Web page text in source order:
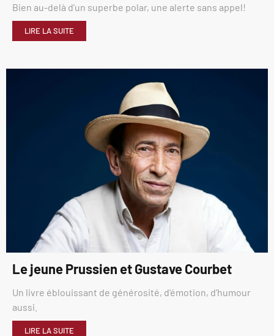
Bien au-delà d’un superbe polar, une alerte sans appel!
LIRE LA SUITE
Le jeune Prussien et Gustave Courbet
Un livre éblouissant de générosité, d’émotion, d’humour
aussi.
LIRE LA SUITE